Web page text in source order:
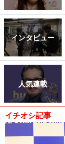
インタビュー
人気連載
イチオシ記事